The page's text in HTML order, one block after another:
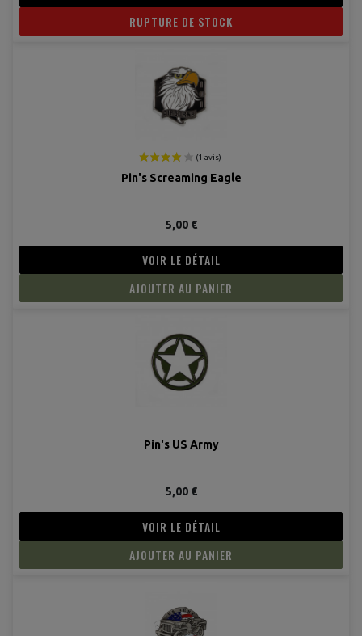
RUPTURE DE STOCK
Pin's Screaming Eagle
5,00 €
VOIR LE DÉTAIL
AJOUTER AU PANIER
Pin's US Army
5,00 €
VOIR LE DÉTAIL
AJOUTER AU PANIER